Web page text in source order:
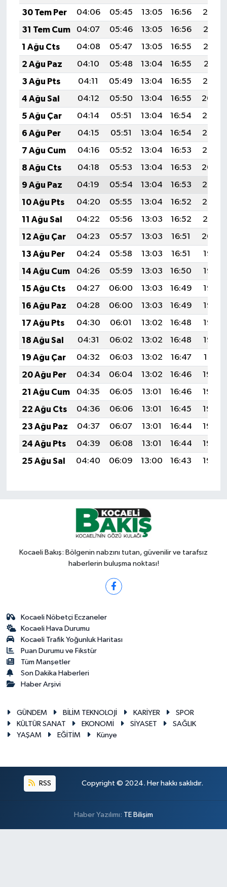
30 Tem Per
04:06 05:45 13:05 16:56
20:14
31 Tem Cum
04:07 05:46 13:05 16:56
20:13
1 Ağu Cts
04:08 05:47 13:05 16:55
20:12
2 Ağu Paz
04:10 05:48 13:04 16:55
20:11
3 Ağu Pts
04:11 05:49 13:04 16:55
20:10
4 Ağu Sal
04:12 05:50 13:04 16:55
20:09
5 Ağu Çar
04:14 05:51 13:04 16:54
20:08
6 Ağu Per
04:15 05:51 13:04 16:54
20:07
7 Ağu Cum
04:16 05:52 13:04 16:53
20:06
8 Ağu Cts
04:18 05:53 13:04 16:53
20:04
9 Ağu Paz
04:19 05:54 13:04 16:53
20:03
10 Ağu Pts
04:20 05:55 13:04 16:52
20:02
11 Ağu Sal
04:22 05:56 13:03 16:52
20:01
12 Ağu Çar
04:23 05:57 13:03 16:51
20:00
13 Ağu Per
04:24 05:58 13:03 16:51
19:58
14 Ağu Cum
04:26 05:59 13:03 16:50
19:57
15 Ağu Cts
04:27 06:00 13:03 16:49
19:56
16 Ağu Paz
04:28 06:00 13:03 16:49
19:55
17 Ağu Pts
04:30 06:01 13:02 16:48
19:53
18 Ağu Sal
04:31 06:02 13:02 16:48
19:52
19 Ağu Çar
04:32 06:03 13:02 16:47
19:51
20 Ağu Per
04:34 06:04 13:02 16:46
19:49
21 Ağu Cum
04:35 06:05 13:01 16:46
19:48
22 Ağu Cts
04:36 06:06 13:01 16:45
19:46
23 Ağu Paz
04:37 06:07 13:01 16:44
19:45
24 Ağu Pts
04:39 06:08 13:01 16:44
19:44
25 Ağu Sal
04:40 06:09 13:00 16:43 19:42
Kocaeli Bakış: Bölgenin nabzını tutan, güvenilir ve tarafsız
haberlerin buluşma noktası!
Kocaeli Nöbetçi Eczaneler
Kocaeli Hava Durumu
Kocaeli Trafik Yoğunluk Haritası
Puan Durumu ve Fikstür
Tüm Manşetler
Son Dakika Haberleri
Haber Arşivi
GÜNDEM BİLİM TEKNOLOJİ KARİYER
SPOR
KÜLTÜR SANAT
EKONOMİ SİYASET
SAĞLIK
YAŞAM
EĞİTİM Künye
RSS Copyright © 2024. Her hakkı saklıdır.
Haber Yazılımı: TE Bilişim